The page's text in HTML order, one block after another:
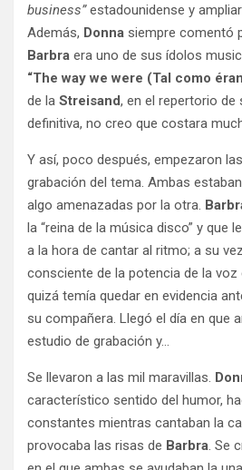
business”estadounidense y
Además, Donna siempre comentó
Barbra era uno de sus ídolos
“The way we were (Tal como
de la Streisand, en el repertorio de
definitiva, no creo que costara
Y así, poco después, empezaron
grabación del tema. Ambas
algo amenazadas por la otra.
la “reina de la música disco” y que
a la hora de cantar al ritmo; a su
consciente de la potencia de la voz
quizá temía quedar en evidencia
su compañera. Llegó el día en que
estudio de grabación y…
Se llevaron a las mil maravillas.
característico sentido del humor,
constantes mientras cantaban la
provocaba las risas de Barbra. Se